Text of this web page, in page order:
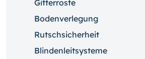
Gitterroste
Bodenverlegung
Rutschsicherheit
Blindenleitsysteme